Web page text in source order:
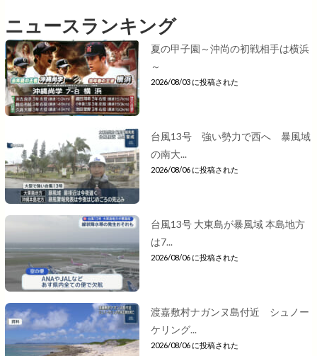
ニュースランキング
夏の甲子園～沖尚の初戦相手は横浜
～
2026/08/03 に投稿された
台風13号 強い勢力で西へ 暴風域
の南大...
2026/08/06 に投稿された
台風13号 大東島が暴風域 本島地方
は7...
2026/08/06 に投稿された
渡嘉敷村ナガンヌ島付近 シュノー
ケリング...
2026/08/06 に投稿された